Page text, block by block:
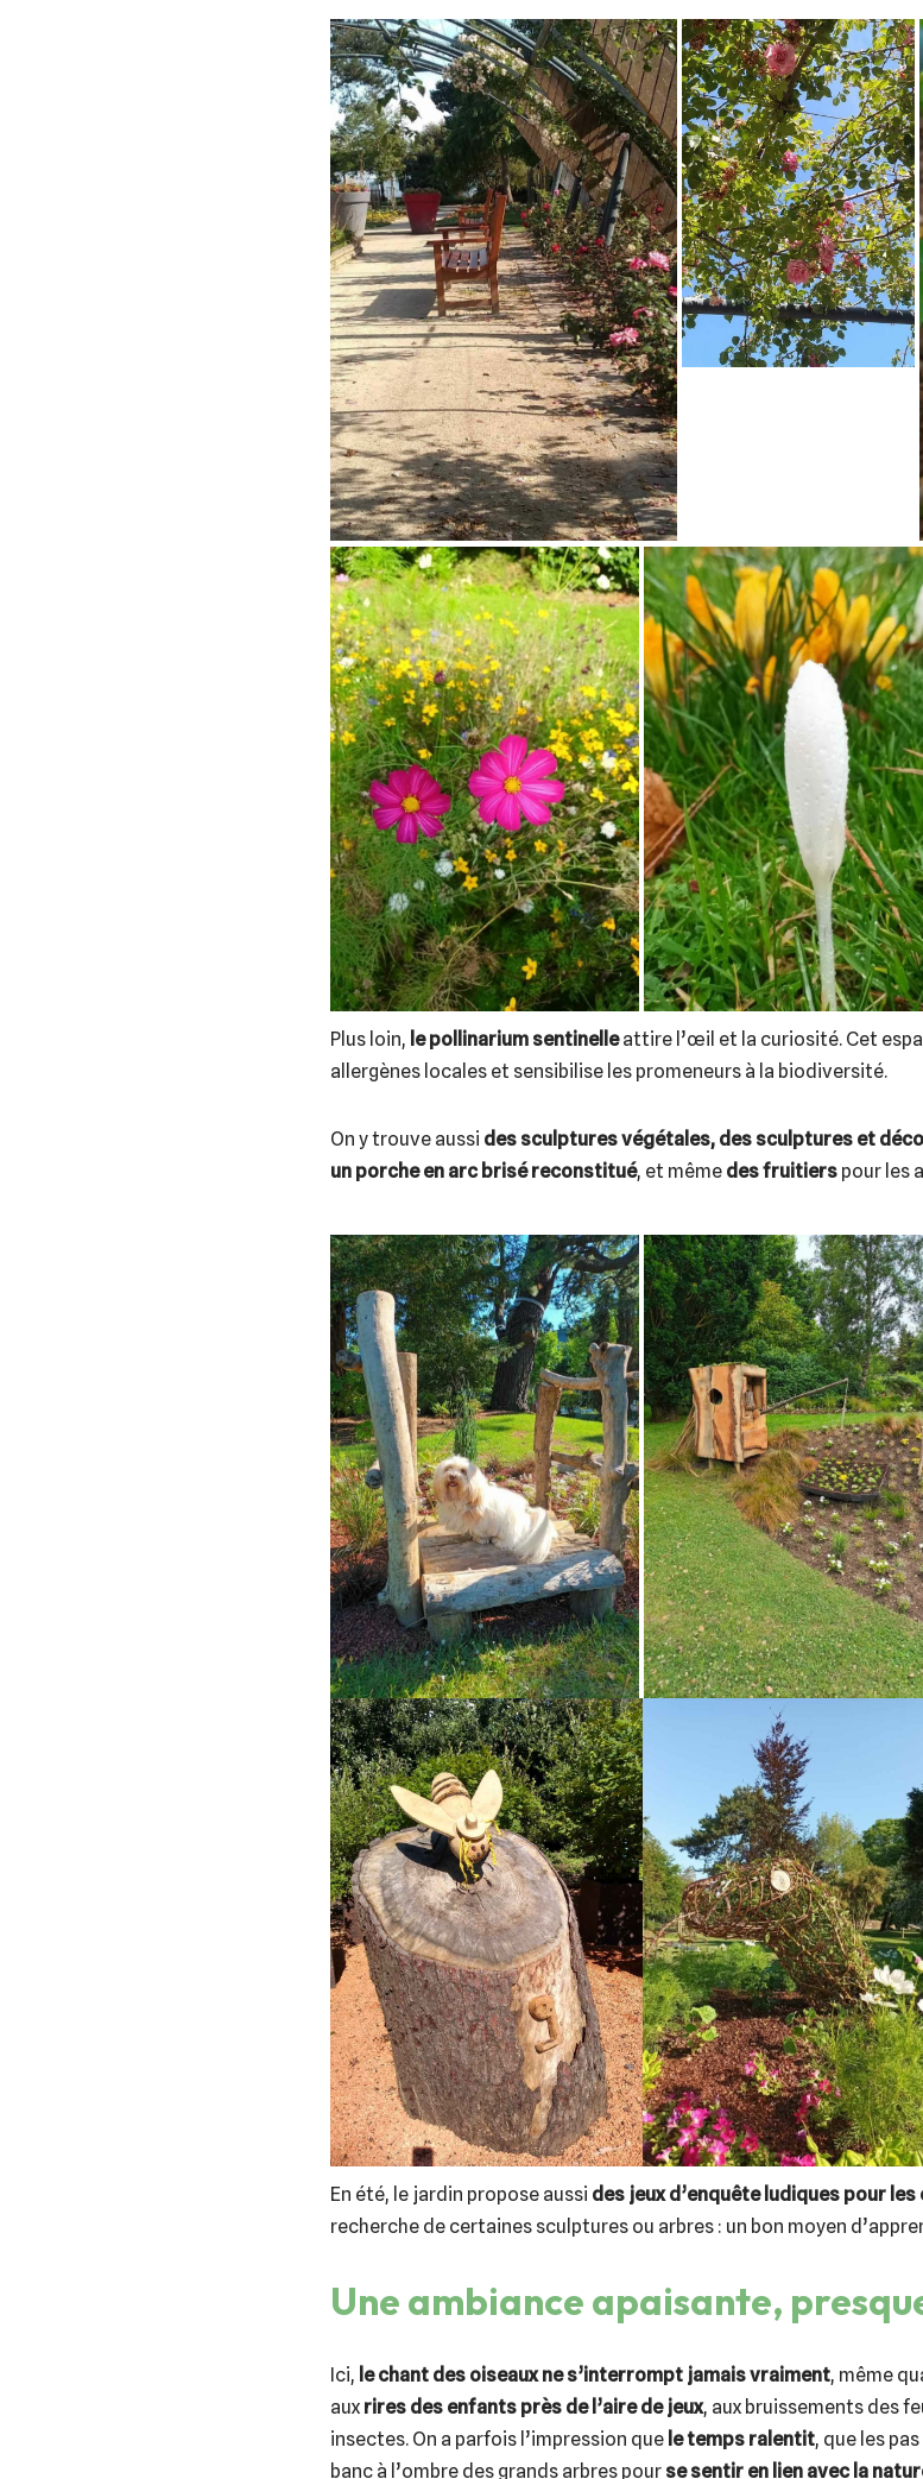
Plus loin, le pollinarium sentinelleattire l’œil et la curiosité. Cet
allergènes locales et sensibilise les promeneurs à la biodiversité.
On y trouve aussi des sculptures végétales, des sculptures et
un porche en arc brisé reconstitué, et même des fruitierspour les
En été, le jardin propose aussi des jeux d’enquête ludiques pour
recherche de certaines sculptures ou arbres : un bon moyen
Une ambiance apaisante,
Ici, le chant des oiseaux ne s’interrompt jamais vraiment, même
aux rires des enfants près de l’aire de jeux, aux bruissements des
insectes. On a parfois l’impression que le temps ralentit, que les
banc à l’ombre des grands arbres pour se sentir en lien avec la